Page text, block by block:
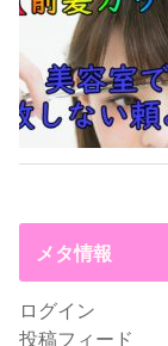
メタ情報
ログイン
投稿フィード